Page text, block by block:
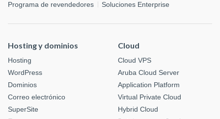
Programa de revendedores
Soluciones Enterprise
Hosting y dominios
Hosting
WordPress
Dominios
Correo electrónico
SuperSite
Cloud
Cloud VPS
Aruba Cloud Server
Application Platform
Virtual Private Cloud
Hybrid Cloud